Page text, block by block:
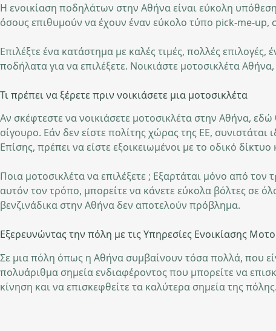
Η ενοικίαση ποδηλάτων στην Αθήνα είναι εύκολη
όσους επιθυμούν να έχουν έναν εύκολο τύπο pick-me-up,
Επιλέξτε ένα κατάστημα με καλές τιμές, πολλές
ποδήλατα για να επιλέξετε. Νοικιάστε μοτοσικλέτα
Τι πρέπει να ξέρετε πριν νοικιάσετε μια μοτοσικλέτα
Αν σκέφτεστε να νοικιάσετε μοτοσικλέτα στην Αθήνα,
σίγουρο. Εάν δεν είστε πολίτης χώρας της ΕΕ, συνιστάται
Επίσης, πρέπει να είστε εξοικειωμένοι με το οδικό
Ποια μοτοσικλέτα να επιλέξετε ; Εξαρτάται μόνο από
αυτόν τον τρόπο, μπορείτε να κάνετε εύκολα βόλτες σε
βενζινάδικα στην Αθήνα δεν αποτελούν πρόβλημα.
Εξερευνώντας την πόλη με τις Υπηρεσίες Ενοικίασης
Σε μια πόλη όπως η Αθήνα συμβαίνουν τόσα πολλά, που
πολυάριθμα σημεία ενδιαφέροντος που μπορείτε να
κίνηση και να επισκεφθείτε τα καλύτερα σημεία της πόλης.